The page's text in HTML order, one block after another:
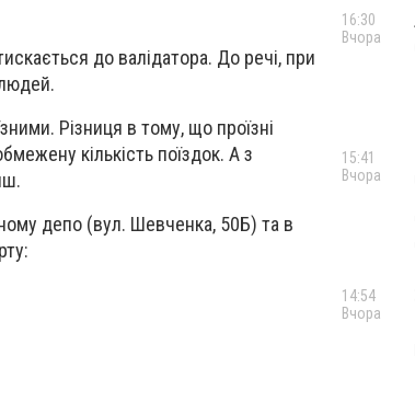
до валідатора. До речі, при
Різниця в тому, що проїзні
кількість поїздок. А з
депо (вул. Шевченка, 50Б) та в
16:30
Вчора
15:41
Вчора
14:54
Вчора